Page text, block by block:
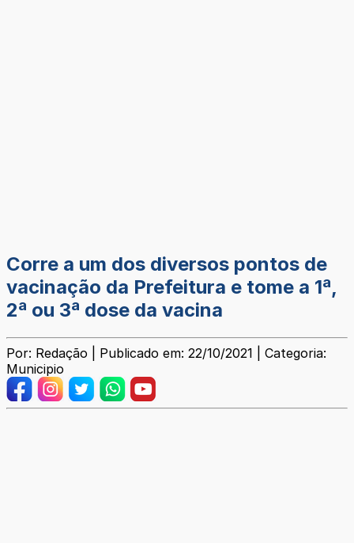
Corre a um dos diversos pontos de
vacinação da Prefeitura e tome a 1ª,
2ª ou 3ª dose da vacina
Por: Redação | Publicado em: 22/10/2021 | Categoria:
Municipio